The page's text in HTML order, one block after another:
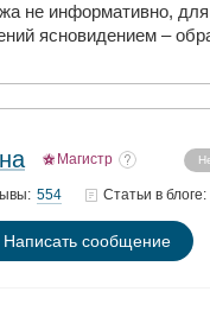
не информативно,
ясновидением –
Магистр
554 Статьи в блоге:
Написать сообщение